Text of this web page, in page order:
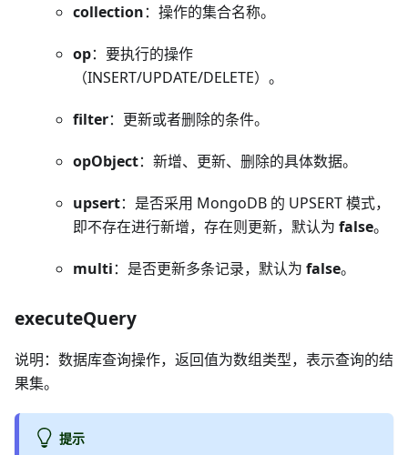
collection：操作的集合名称。
op：要执行的操作
（INSERT/UPDATE/DELETE）。
filter：更新或者删除的条件。
opObject：新增、更新、删除的具体数据。
upsert：是否采用 MongoDB 的 UPSERT 模式，
即不存在进行新增，存在则更新，默认为 false。
multi：是否更新多条记录，默认为 false。
executeQuery
说明：数据库查询操作，返回值为数组类型，表示查询的结
果集。
提示